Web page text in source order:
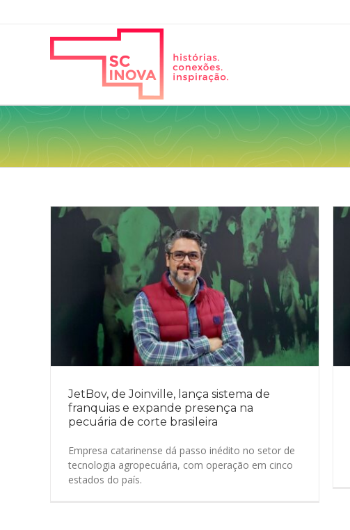
JetBov, de Joinville, lança sistema de
franquias e expande presença na
pecuária de corte brasileira
Empresa catarinense dá passo inédito no setor de
tecnologia agropecuária, com operação em cinco
estados do país.